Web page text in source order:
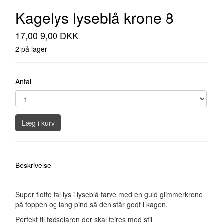
Kagelys lyseblå krone 8
17,009,00 DKK
2 på lager
Antal
Læg i kurv
Beskrivelse
Super flotte tal lys i lyseblå farve med en guld glimmerkrone
på toppen og lang pind så den står godt i kagen.
Perfekt til fødselaren der skal fejres med stil